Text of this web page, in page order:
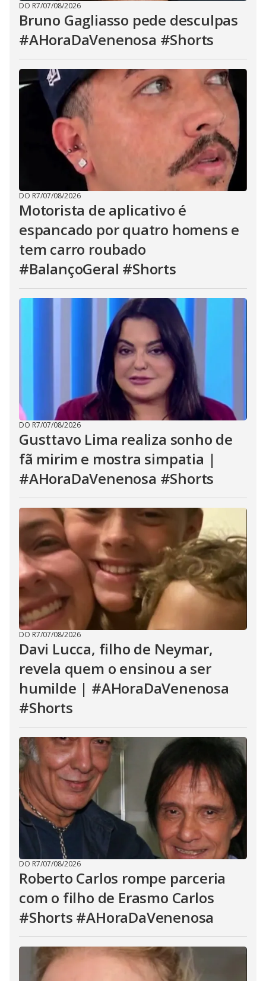
DO R7/07/08/2026
Bruno Gagliasso pede desculpas
#AHoraDaVenenosa #Shorts
DO R7/07/08/2026
Motorista de aplicativo é
espancado por quatro homens e
tem carro roubado
#BalançoGeral #Shorts
DO R7/07/08/2026
Gusttavo Lima realiza sonho de
fã mirim e mostra simpatia |
#AHoraDaVenenosa #Shorts
DO R7/07/08/2026
Davi Lucca, filho de Neymar,
revela quem o ensinou a ser
humilde | #AHoraDaVenenosa
#Shorts
DO R7/07/08/2026
Roberto Carlos rompe parceria
com o filho de Erasmo Carlos
#Shorts #AHoraDaVenenosa